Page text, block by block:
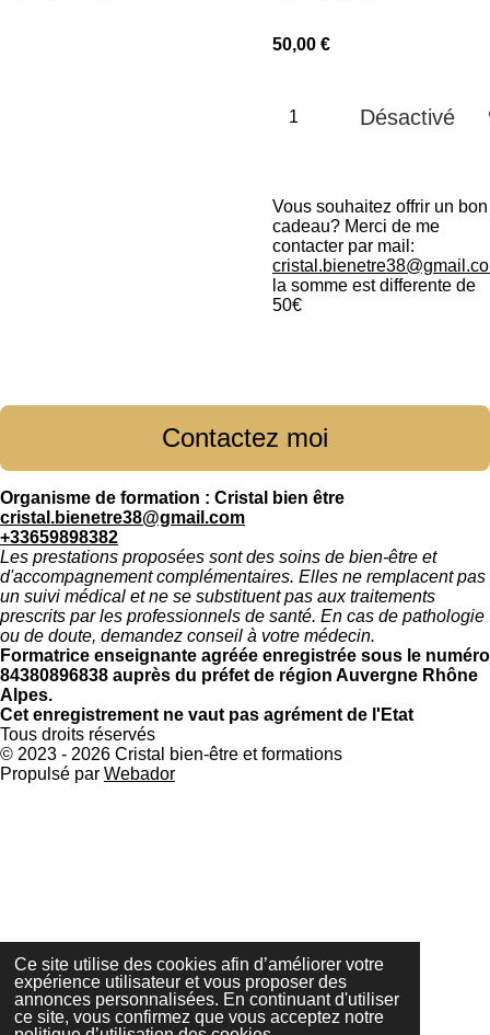
Ce site utilise des cookies afin d’améliorer votre
expérience utilisateur et vous proposer des
annonces personnalisées. En continuant d'utiliser
ce site, vous confirmez que vous acceptez notre
50,00 €
Désactivé
Vous souhaitez offrir un bon
cadeau? Merci de me
contacter par mail:
la somme est differente de
50€
Contactez moi
Organisme de formation : Cristal bien être
cristal.bienetre38@gmail.com
+33659898382
Les prestations proposées sont des soins de bien-être et
d'accompagnement complémentaires. Elles ne remplacent pas
un suivi médical et ne se substituent pas aux traitements
prescrits par les professionnels de santé. En cas de pathologie
ou de doute, demandez conseil à votre médecin.
Formatrice enseignante agréée enregistrée sous le numéro
84380896838 auprès du préfet de région Auvergne Rhône
Alpes.
Cet enregistrement ne vaut pas agrément de l'Etat
Tous droits réservés
© 2023 - 2026 Cristal bien-être et formations
Propulsé par Webador